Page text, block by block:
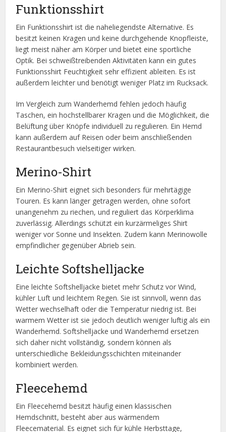
Funktionsshirt
Ein Funktionsshirt ist die naheliegendste Alternative. Es
besitzt keinen Kragen und keine durchgehende Knopfleiste,
liegt meist näher am Körper und bietet eine sportliche
Optik. Bei schweißtreibenden Aktivitäten kann ein gutes
Funktionsshirt Feuchtigkeit sehr effizient ableiten. Es ist
außerdem leichter und benötigt weniger Platz im Rucksack.
Im Vergleich zum Wanderhemd fehlen jedoch häufig
Taschen, ein hochstellbarer Kragen und die Möglichkeit, die
Belüftung über Knöpfe individuell zu regulieren. Ein Hemd
kann außerdem auf Reisen oder beim anschließenden
Restaurantbesuch vielseitiger wirken.
Merino-Shirt
Ein Merino-Shirt eignet sich besonders für mehrtägige
Touren. Es kann länger getragen werden, ohne sofort
unangenehm zu riechen, und reguliert das Körperklima
zuverlässig. Allerdings schützt ein kurzärmeliges Shirt
weniger vor Sonne und Insekten. Zudem kann Merinowolle
empfindlicher gegenüber Abrieb sein.
Leichte Softshelljacke
Eine leichte Softshelljacke bietet mehr Schutz vor Wind,
kühler Luft und leichtem Regen. Sie ist sinnvoll, wenn das
Wetter wechselhaft oder die Temperatur niedrig ist. Bei
warmem Wetter ist sie jedoch deutlich weniger luftig als ein
Wanderhemd. Softshelljacke und Wanderhemd ersetzen
sich daher nicht vollständig, sondern können als
unterschiedliche Bekleidungsschichten miteinander
kombiniert werden.
Fleecehemd
Ein Fleecehemd besitzt häufig einen klassischen
Hemdschnitt, besteht aber aus wärmendem
Fleecematerial. Es eignet sich für kühle Herbsttage,